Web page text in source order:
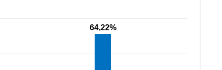
64,22%